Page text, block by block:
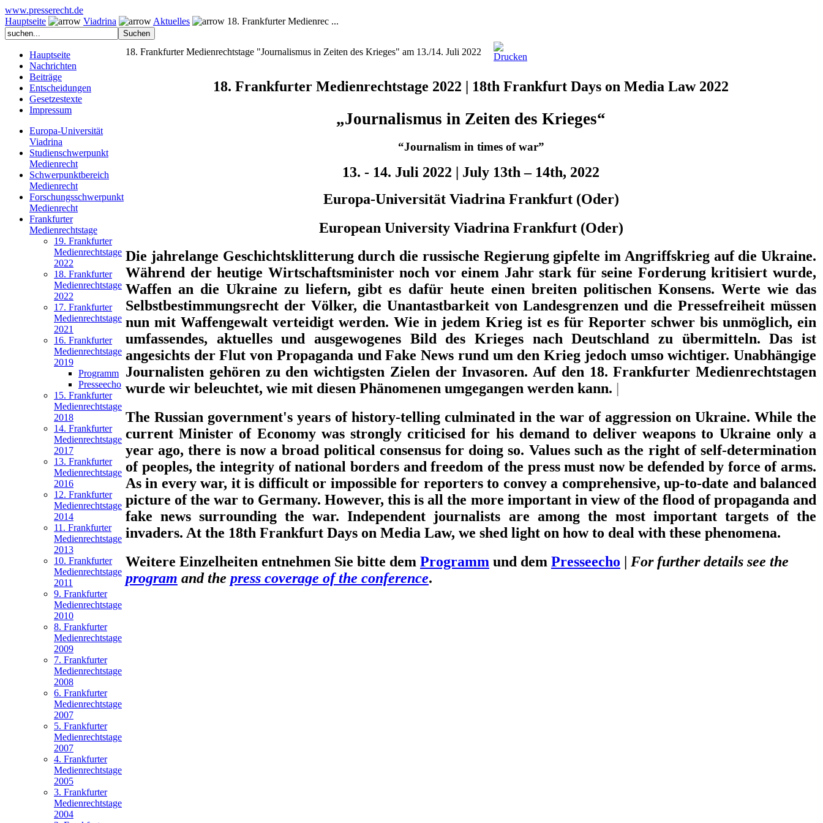
www.presserecht.de
Hauptseite
Viadrina Aktuelles 18. Frankfurter Medienrec ...
Hauptseite
Nachrichten
Beiträge
Entscheidungen
Gesetzestexte
Impressum
Europa-Universität
Viadrina
Studienschwerpunkt
Medienrecht
Schwerpunktbereich
Medienrecht
Forschungsschwerpunkt
Medienrecht
Frankfurter
Medienrechtstage
19. Frankfurter
Medienrechtstage
2022
18. Frankfurter
Medienrechtstage
2022
17. Frankfurter
Medienrechtstage
2021
16. Frankfurter
Medienrechtstage
2019
Programm
Presseecho
15. Frankfurter
Medienrechtstage
2018
14. Frankfurter
Medienrechtstage
2017
13. Frankfurter
Medienrechtstage
2016
12. Frankfurter
Medienrechtstage
2014
11. Frankfurter
Medienrechtstage
2013
10. Frankfurter
Medienrechtstage
2011
9. Frankfurter
Medienrechtstage
2010
8. Frankfurter
Medienrechtstage
2009
7. Frankfurter
Medienrechtstage
2008
6. Frankfurter
Medienrechtstage
2007
5. Frankfurter
Medienrechtstage
2007
4. Frankfurter
Medienrechtstage
2005
3. Frankfurter
Medienrechtstage
2004
18. Frankfurter Medienrechtstage "Journalismus in Zeiten des Krieges" am 13./14. Juli 2022
18. Frankfurter Medienrechtstage 2022 | 18th Frankfurt Days on Media Law 2022
„Journalismus in Zeiten des Krieges“
“Journalism in times of war”
13. - 14. Juli 2022 | July 13th – 14th, 2022
Europa-Universität Viadrina Frankfurt (Oder)
European University Viadrina Frankfurt (Oder)
Die jahrelange Geschichtsklitterung durch die russische Regierung gipfelte im Angriffskrieg auf die Ukraine.
Während der heutige Wirtschaftsminister noch vor einem Jahr stark für seine Forderung kritisiert wurde,
Waffen an die Ukraine zu liefern, gibt es dafür heute einen breiten politischen Konsens. Werte wie das
Selbstbestimmungsrecht der Völker, die Unantastbarkeit von Landesgrenzen und die Pressefreiheit müssen
nun mit Waffengewalt verteidigt werden. Wie in jedem Krieg ist es für Reporter schwer bis unmöglich, ein
umfassendes, aktuelles und ausgewogenes Bild des Krieges nach Deutschland zu übermitteln. Das ist
angesichts der Flut von Propaganda und Fake News rund um den Krieg jedoch umso wichtiger. Unabhängige
Journalisten gehören zu den wichtigsten Zielen der Invasoren. Auf den 18. Frankfurter Medienrechtstagen
wurde wir beleuchtet, wie mit diesen Phänomenen umgegangen werden kann.
The Russian government's years of history-telling culminated in the war of aggression on Ukraine. While the
current Minister of Economy was strongly criticised for his demand to deliver weapons to Ukraine only a
year ago, there is now a broad political consensus for doing so. Values such as the right of self-determination
of peoples, the integrity of national borders and freedom of the press must now be defended by force of arms.
As in every war, it is difficult or impossible for reporters to convey a comprehensive, up-to-date and balanced
picture of the war to Germany. However, this is all the more important in view of the flood of propaganda and
fake news surrounding the war. Independent journalists are among the most important targets of the
invaders. At the 18th Frankfurt Days on Media Law, we shed light on how to deal with these phenomena.
Weitere Einzelheiten entnehmen Sie bitte dem Programm und dem Presseecho
For further details see the
program and the press coverage of the conference.